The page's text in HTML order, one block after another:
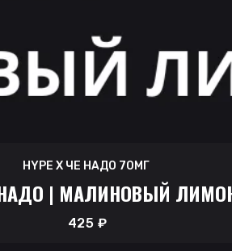
HYPE X ЧЕ НАДО 70МГ
НАДО | МАЛИНОВЫЙ
425 ₽